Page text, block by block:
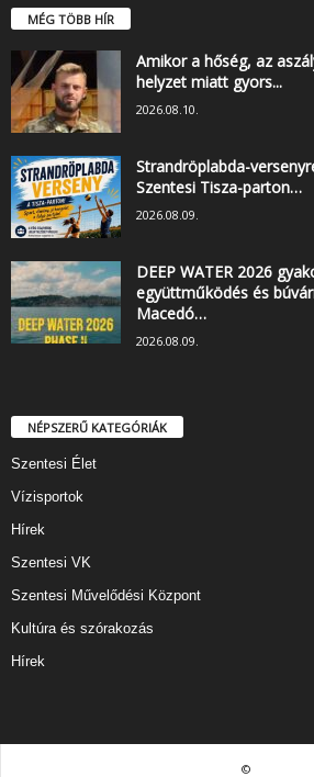
MÉG TÖBB HÍR
Amikor a hőség, az
helyzet miatt gyors...
2026.08.10.
Strandröplabda-
Szentesi Tisza-parton…
2026.08.09.
DEEP WATER 2026
együttműködés és
Macedó…
2026.08.09.
NÉPSZERŰ KATEGÓRIÁK
Szentesi Élet
Vízisportok
Hírek
Szentesi VK
Szentesi Művelődési Központ
Kultúra és szórakozás
Hírek
©